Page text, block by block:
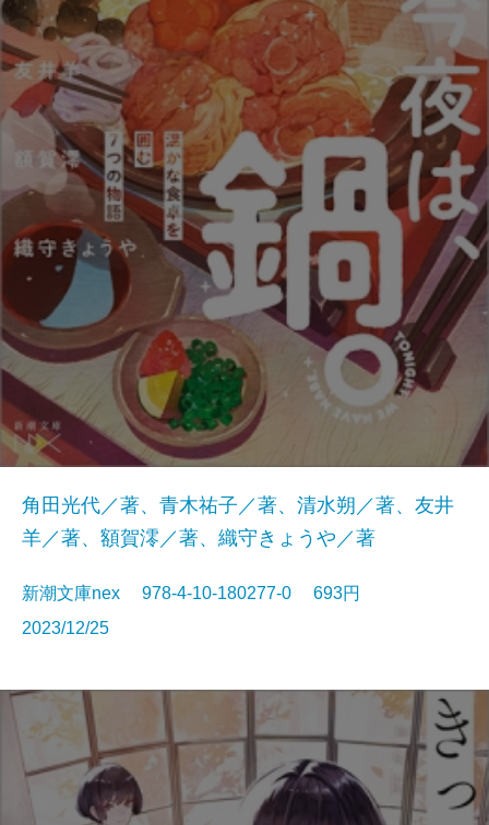
角田光代／著、青木祐子／著、清水朔／著、友井
羊／著、額賀澪／著、織守きょうや／著
新潮文庫nex 978-4-10-180277-0 693円
2023/12/25